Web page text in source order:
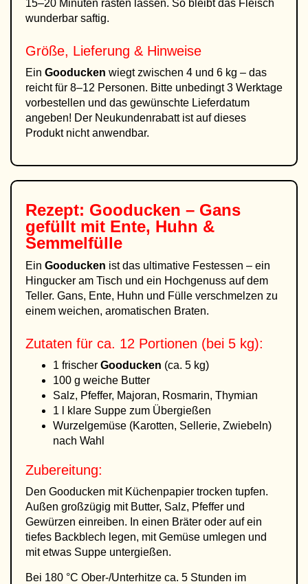
15–20 Minuten rasten lassen. So bleibt das Fleisch
wunderbar saftig.
Größe, Lieferung & Hinweise
Ein Gooducken wiegt zwischen 4 und 6 kg – das
reicht für 8–12 Personen. Bitte unbedingt 3 Werktage
vorbestellen und das gewünschte Lieferdatum
angeben! Der Neukundenrabatt ist auf dieses
Produkt nicht anwendbar.
Rezept: Gooducken – Gans
gefüllt mit Ente, Huhn &
Semmelfülle
Ein Gooducken ist das ultimative Festessen – ein
Hingucker am Tisch und ein Hochgenuss auf dem
Teller. Gans, Ente, Huhn und Fülle verschmelzen zu
einem weichen, aromatischen Braten.
Zutaten für ca. 12 Portionen (bei 5 kg):
1 frischer Gooducken (ca. 5 kg)
100 g weiche Butter
Salz, Pfeffer, Majoran, Rosmarin, Thymian
1 l klare Suppe zum Übergießen
Wurzelgemüse (Karotten, Sellerie, Zwiebeln)
nach Wahl
Zubereitung:
Den Gooducken mit Küchenpapier trocken tupfen.
Außen großzügig mit Butter, Salz, Pfeffer und
Gewürzen einreiben. In einen Bräter oder auf ein
tiefes Backblech legen, mit Gemüse umlegen und
mit etwas Suppe untergießen.
Bei 180 °C Ober-/Unterhitze ca. 5 Stunden im